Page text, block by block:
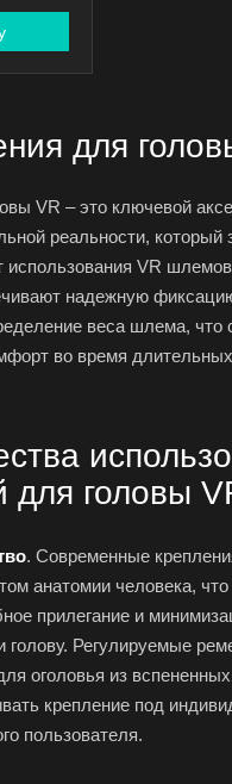
для
VR – это ключевой
реальности, который
VR шлемов
надежную
веса шлема, что
во время
для головы
. Современные
анатомии человека, что
прилегание и
голову. Регулируемые
оголовья из
крепление под
пользователя.